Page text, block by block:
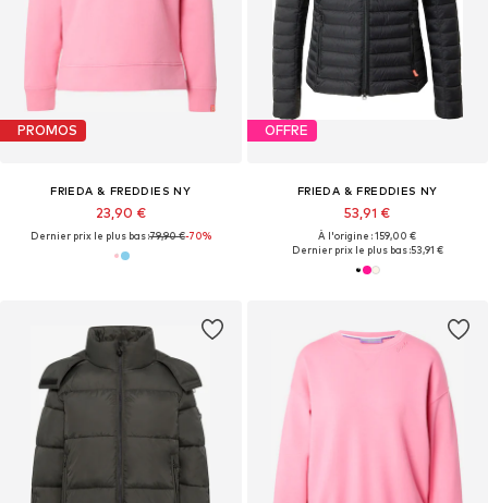
PROMOS
FRIEDA & FREDDIES NY
23,90 €
Dernier prix le plus bas :79,90 €-70%
OFFRE
FRIEDA & FREDDIES NY
53,91 €
À l'origine : 159,00 €
Dernier prix le plus bas :53,91 €